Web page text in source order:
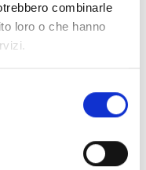
combinarle
loro o che hanno